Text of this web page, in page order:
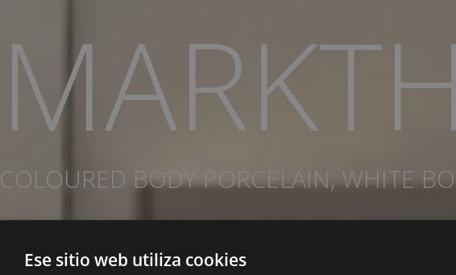
COLOURED BODY PORCELAIN, WHITE
Ese sitio web utiliza cookies